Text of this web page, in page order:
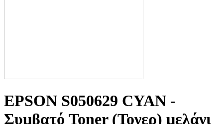
EPSON S050629 CYAN -
Συμβατό Toner (Τονερ) μελάνι